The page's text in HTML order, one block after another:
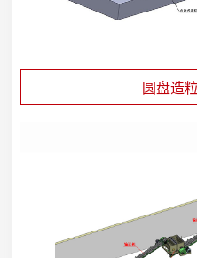
圆盘造